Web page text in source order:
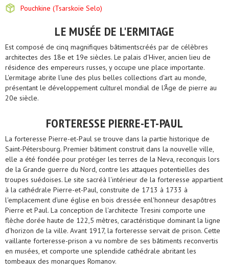
Pouchkine (Tsarskoïe Selo)
LE MUSÉE DE L'ERMITAGE
Est composé de cinq magnifiques bâtimentscréés par de célèbres
architectes des 18e et 19e siècles. Le palais d'Hiver, ancien lieu de
résidence des empereurs russes, y occupe une place importante.
L'ermitage abrite l'une des plus belles collections d'art au monde,
présentant le développement culturel mondial de l'Âge de pierre au
20e siècle.
FORTERESSE PIERRE-ET-PAUL
La forteresse Pierre-et-Paul se trouve dans la partie historique de
Saint-Pétersbourg. Premier bâtiment construit dans la nouvelle ville,
elle a été fondée pour protéger les terres de la Neva, reconquis lors
de la Grande guerre du Nord, contre les attaques potentielles des
troupes suédoises. Le site sacréà l'intérieur de la forteresse appartient
à la cathédrale Pierre-et-Paul, construite de 1713 à 1733 à
l'emplacement d'une église en bois dressée enl'honneur desapôtres
Pierre et Paul. La conception de l'architecte Tresini comporte une
flèche dorée haute de 122,5 mètres, caractéristique dominant la ligne
d'horizon de la ville. Avant 1917, la forteresse servait de prison. Cette
vaillante forteresse-prison a vu nombre de ses bâtiments reconvertis
en musées, et comporte une splendide cathédrale abritant les
tombeaux des monarques Romanov.